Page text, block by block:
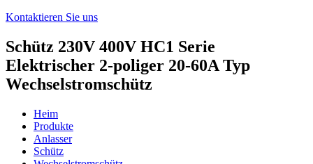
Kontaktieren Sie uns
Schütz 230V 400V HC1 Serie
Elektrischer 2-poliger 20-60A Typ
Wechselstromschütz
Heim
Produkte
Anlasser
Schütz